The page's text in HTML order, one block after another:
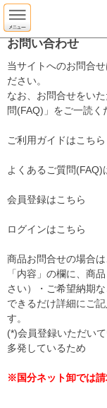
お問い合わせ
当サイトへのお問合
ださい。
なお、お問合せをい
問(FAQ)」をご一読く
ご利用ガイドはこちら
よくあるご質問(FAQ)
会員登録はこちら
ログインはこちら
商品お問合せの場合は
「内容」の欄に、商
さい）・ご希望納期な
できるだけ詳細にご
す。
(*)会員登録いただい
多発しているため
※国分ネット卸では請